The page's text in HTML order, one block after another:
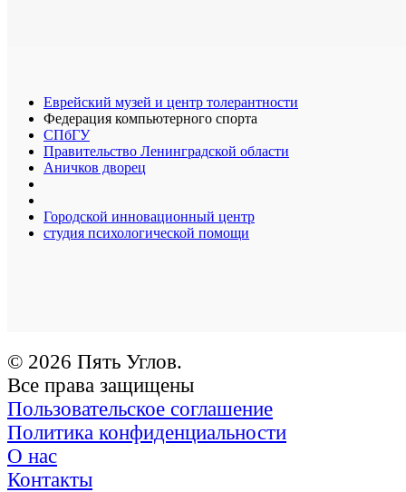
Еврейский музей и центр толерантности
Федерация компьютерного спорта
СПбГУ
Правительство Ленинградской области
Аничков дворец
Городской инновационный центр
студия психологической помощи
© 2026 Пять Углов.
Все права защищены
Пользовательское соглашение
Политика конфиденциальности
О нас
Контакты